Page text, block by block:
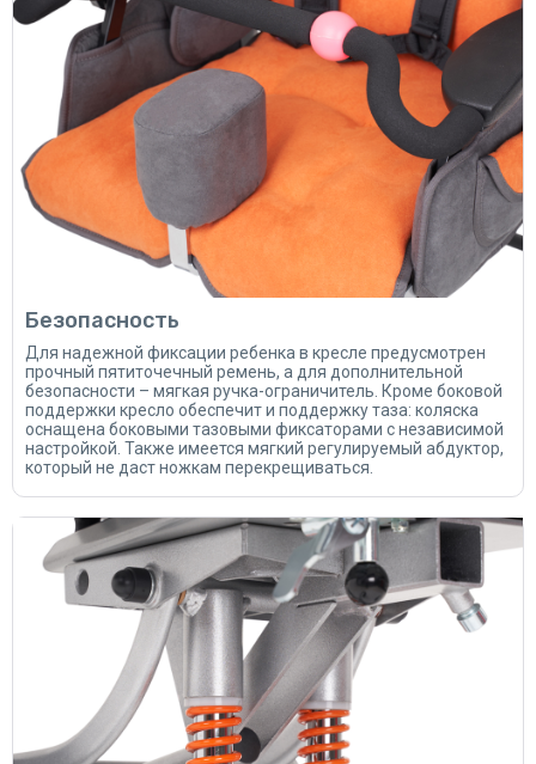
Безопасность
Для надежной фиксации ребенка в кресле предусмотрен
прочный пятиточечный ремень, а для дополнительной
безопасности – мягкая ручка-ограничитель. Кроме боковой
поддержки кресло обеспечит и поддержку таза: коляска
оснащена боковыми тазовыми фиксаторами с независимой
настройкой. Также имеется мягкий регулируемый абдуктор,
который не даст ножкам перекрещиваться.